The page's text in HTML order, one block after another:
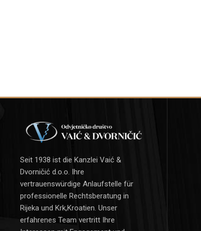
Seit 1938 ist die Kanzlei Vaić &
Dvorničić d.o.o. Ihre
vertrauenswürdige Anlaufstelle für
professionelle Rechtsberatung in
Rijeka und Krk,Kroatien. Unser
erfahrenes Team vertritt Ihre